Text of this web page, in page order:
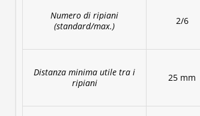
Numero di ripiani
(standard/max.)
2/6
Distanza minima utile tra i
ripiani
25 mm